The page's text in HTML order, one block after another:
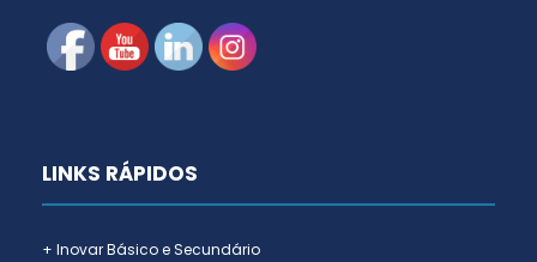
LINKS RÁPIDOS
+ Inovar Básico e Secundário